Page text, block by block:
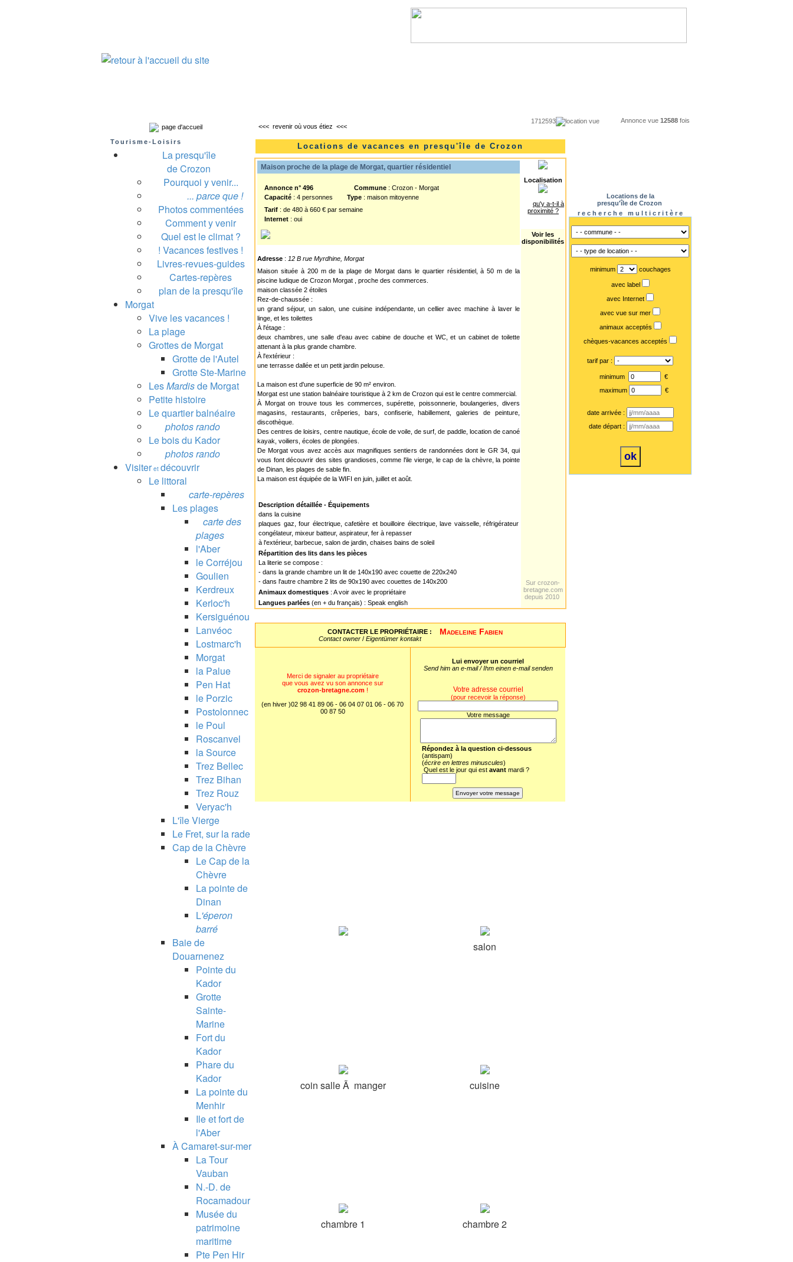
page d'accueil
Tourisme-Loisirs
La presqu'île
de Crozon
Pourquoi y venir...
... parce que !
Photos commentées
Comment y venir
Quel est le climat ?
! Vacances festives !
Livres-revues-guides
Cartes-repères
plan de la presqu'île
Morgat
Vive les vacances !
La plage
Grottes de Morgat
Grotte de l'Autel
Grotte Ste-Marine
LesMardisde Morgat
Petite histoire
Le quartier balnéaire
photos rando
Le bois du Kador
photos rando
Visiter et découvrir
Le littoral
carte-repères
Les plages
carte des
plages
l'Aber
le Corréjou
Goulien
Kerdreux
Kerloc'h
Kersiguénou
Lanvéoc
Lostmarc'h
Morgat
la Palue
Pen Hat
le Porzic
Postolonnec
le Poul
Roscanvel
la Source
Trez Bellec
Trez Bihan
Trez Rouz
Veryac'h
L'île Vierge
Le Fret, sur la rade
Cap de la Chèvre
Le Cap de la
Chèvre
La pointe de
Dinan
L'éperon
barré
Baie de
Douarnenez
Pointe du
Kador
Grotte
Sainte-
Marine
Fort du
Kador
Phare du
Kador
La pointe du
Menhir
Ile et fort de
l'Aber
À Camaret-sur-mer
La Tour
Vauban
N.-D. de
Rocamadour
Musée du
patrimoine
maritime
Pte Pen Hir
<<< revenir où vous étiez <<<
1712593 location vue Annonce vue 12588 fois
Locations de vacances en presqu'île de Crozon
Maison proche de la plage de Morgat, quartier résidentiel
Annonce n° 496 Commune : Crozon - Morgat
Capacité : 4 personnes Type : maison mitoyenne
Tarif : de 480 à 660 € par semaine
Internet : oui
Adresse : 12 B rue Myrdhine, Morgat
Maison située à 200 m de la plage de Morgat dans le quartier résidentiel, à 50 m de la
piscine ludique de Crozon Morgat , proche des commerces.
maison classée 2 étoiles
Rez-de-chaussée :
un grand séjour, un salon, une cuisine indépendante, un cellier avec machine à laver le
linge, et les toilettes
À l'étage :
deux chambres, une salle d'eau avec cabine de douche et WC, et un cabinet de toilette
attenant à la plus grande chambre.
À l'extérieur :
une terrasse dallée et un petit jardin pelouse.
La maison est d'une superficie de 90 m² environ.
Morgat est une station balnéaire touristique à 2 km de Crozon qui est le centre commercial.
À Morgat on trouve tous les commerces, supérette, poissonnerie, boulangeries, divers
magasins, restaurants, crêperies, bars, confiserie, habillement, galeries de peinture,
discothèque.
Des centres de loisirs, centre nautique, école de voile, de surf, de paddle, location de canoé
kayak, voiliers, écoles de plongées.
De Morgat vous avez accès aux magnifiques sentiers de randonnées dont le GR 34, qui
vous font découvrir des sites grandioses, comme l'ile vierge, le cap de la chèvre, la pointe
de Dinan, les plages de sable fin.
La maison est équipée de la WIFI en juin, juillet et août.
Description détaillée - Équipements
dans la cuisine
plaques gaz, four électrique, cafetière et bouilloire électrique, lave vaisselle, réfrigérateur
congélateur, mixeur batteur, aspirateur, fer à repasser
à l'extérieur, barbecue, salon de jardin, chaises bains de soleil
Répartition des lits dans les pièces
La literie se compose :
- dans la grande chambre un lit de 140x190 avec couette de 220x240
- dans l'autre chambre 2 lits de 90x190 avec couettes de 140x200
Animaux domestiques : A voir avec le propriétaire
Langues parlées (en + du français) : Speak english
Localisation
qu'y a-t-il à
proximité ?
Voir les
disponibilités
Sur crozon-
bretagne.com
depuis 2010
CONTACTER LE PROPRIÉTAIRE :
Contact owner/ Eigentümer kontakt
Madeleine Fabien
Merci de signaler au propriétaire
que vous avez vu son annonce sur
crozon-bretagne.com!
(en hiver )02 98 41 89 06 - 06 04 07 01 06 - 06 70
00 87 50
Lui envoyer un courriel
Send him an e-mail / Ihm einen e-mail senden
Votre adresse courriel
(pour recevoir la réponse)
Votre message
Répondez à la question ci-dessous
(antispam)
(écrire en lettres minuscules)
Quel est le jour qui est avant mardi ?
salon
coin salle Ã manger cuisine
chambre 1 chambre 2
Locations de la
presqu'île de Crozon
r e c h e r c h e m u l t i c r i t è r e
minimum couchages
avec label
avec Internet
avec vue sur mer
animaux acceptés
chèques-vacances acceptés
tarif par :
minimum
€
maximum
€
date arrivée :
date départ :